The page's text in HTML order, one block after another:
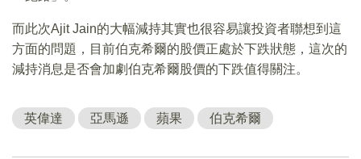
而此次Ajit Jain的大幅減持其實也很容易讓投資者聯想到這
方面的問題，目前伯克希爾的股價正處於下跌狀態，這次的
減持消息是否會加劇伯克希爾股價的下跌值得關注。
英偉達 亞馬遜 蘋果 伯克希爾